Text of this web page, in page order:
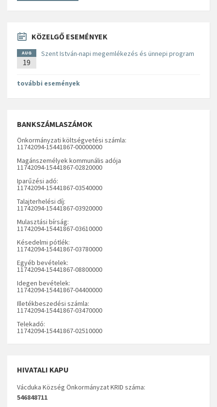
KÖZELGŐ ESEMÉNYEK
AUG
19
Szent István-napi megemlékezés és ünnepi program
további események
BANKSZÁMLASZÁMOK
Önkormányzati költségvetési számla:
11742094-15441867-00000000
Magánszemélyek kommunális adója
11742094-15441867-02820000
Iparűzési adó:
11742094-15441867-03540000
Talajterhelési díj:
11742094-15441867-03920000
Mulasztási bírság:
11742094-15441867-03610000
Késedelmi pótlék:
11742094-15441867-03780000
Egyéb bevételek:
11742094-15441867-08800000
Idegen bevételek:
11742094-15441867-04400000
Illetékbeszedési számla:
11742094-15441867-03470000
Telekadó:
11742094-15441867-02510000
HIVATALI KAPU
Vácduka Község Önkormányzat KRID száma:
546848711